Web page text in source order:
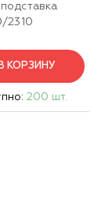
2310
В КОРЗИНУ
200 шт.